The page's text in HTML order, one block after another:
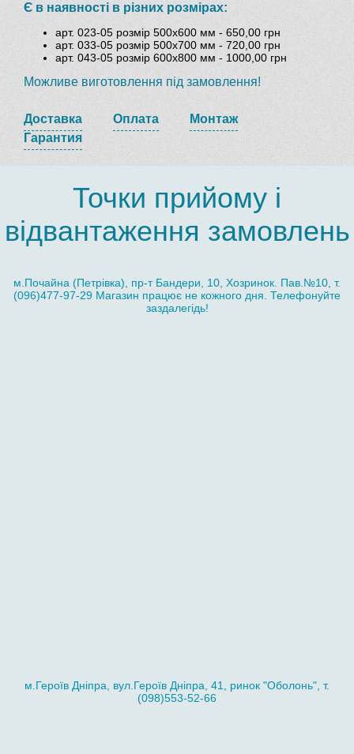
Є в наявності в різних розмірах:
арт. 023-05 розмір 500х600 мм - 650,00 грн
арт. 033-05 розмір 500х700 мм - 720,00 грн
арт. 043-05 розмір 600х800 мм - 1000,00 грн
Можливе виготовлення під замовлення!
Доставка Оплата
Монтаж
Гарантия
Точки прийому і
відвантаження замовлень
м.Почайна (Петрівка), пр-т Бандери, 10, Хозринок. Пав.№10, т.
(096)477-97-29 Магазин працює не кожного дня. Телефонуйте
заздалегідь!
м.Героїв Дніпра, вул.Героїв Дніпра, 41, ринок "Оболонь", т.
(098)553-52-66